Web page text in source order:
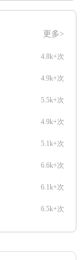
更多>
4.8k+次
4.9k+次
5.5k+次
4.9k+次
5.1k+次
6.6k+次
6.1k+次
6.5k+次